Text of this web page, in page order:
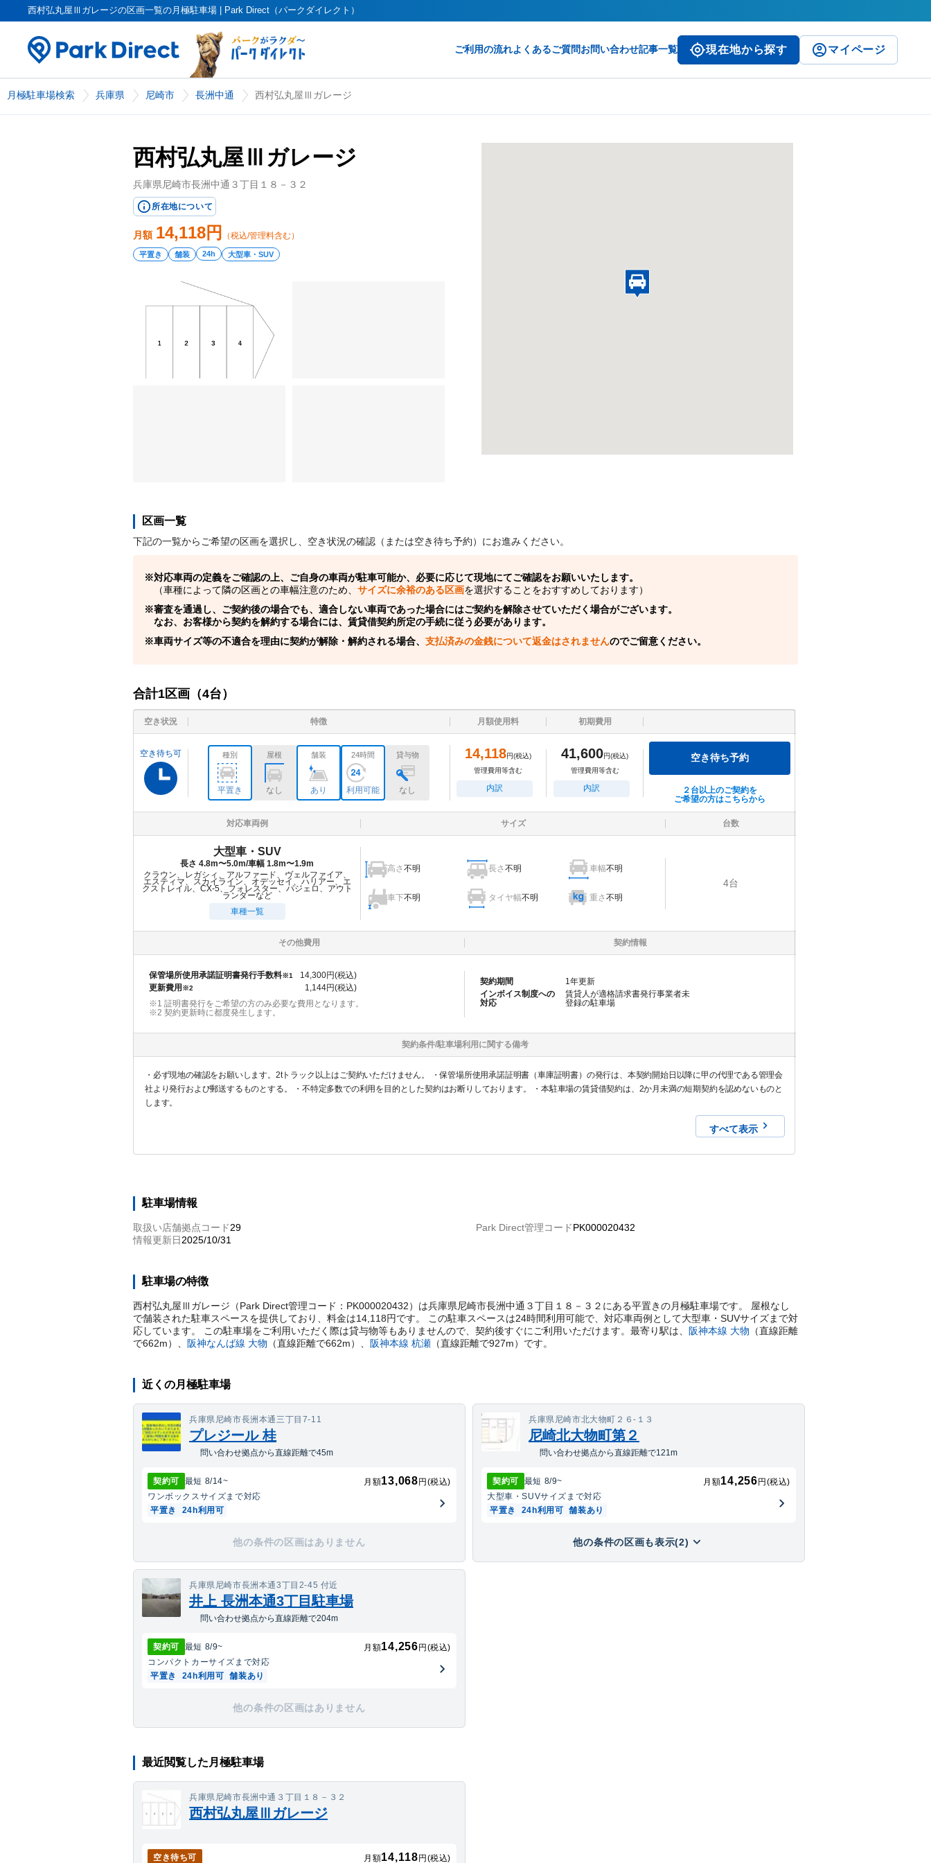
西村弘丸屋Ⅲガレージの区画一覧の月極駐車場 | Park Direct（パークダイレクト）
ご利用の流れよくあるご質問お問い合わせ記事一覧 現在地から探す マイページ
月極駐車場検索 兵庫県 尼崎市 長洲中通 西村弘丸屋Ⅲガレージ
西村弘丸屋Ⅲガレージ
兵庫県尼崎市長洲中通３丁目１８－３２
所在地について
月額 14,118円 （税込/管理料含む）
平置き 舗装 24h 大型車・SUV
区画一覧
下記の一覧からご希望の区画を選択し、空き状況の確認（または空き待ち予約）にお進みください。
対応車両の定義をご確認の上、ご自身の車両が駐車可能か、必要に応じて現地にてご確認をお願いいたします。
（車種によって隣の区画との車幅注意のため、 サイズに余裕のある区画を選択することをおすすめしております）
審査を通過し、ご契約後の場合でも、適合しない車両であった場合にはご契約を解除させていただく場合がございます。
なお、お客様から契約を解約する場合には、賃貸借契約所定の手続に従う必要があります。
車両サイズ等の不適合を理由に契約が解除・解約される場合、 支払済みの金銭について返金はされませんのでご留意ください。
合計1区画（4台）
空き状況 特徴 月額使用料 初期費用
空き待ち可 種別
平置き
屋根
なし
舗装
あり
24時間
利用可能
貸与物
なし
14,118円(税込)
管理費用等含む
内訳
41,600円(税込)
管理費用等含む
内訳
空き待ち予約
２台以上のご契約を
ご希望の方はこちらから
対応車両例 サイズ 台数
大型車・SUV
長さ 4.8m〜5.0m/車幅 1.8m〜1.9m
クラウン、レガシィ、アルファード、ヴェルファイア、
エスティマ、スカイライン、オデッセイ、ハリアー、エ
クストレイル、CX-5、フォレスター、パジェロ、アウト
ランダーなど
車種一覧
高さ不明 長さ不明 車幅不明
車下不明 タイヤ幅不明 重さ不明
4台
その他費用 契約情報
保管場所使用承諾証明書発行手数料※1 14,300円(税込)
更新費用※2 1,144円(税込)
※1 証明書発行をご希望の方のみ必要な費用となります。
※2 契約更新時に都度発生します。
契約期間 1年更新
インボイス制度への
対応
賃貸人が適格請求書発行事業者未
登録の駐車場
契約条件/駐車場利用に関する備考
・必ず現地の確認をお願いします。2tトラック以上はご契約いただけません。 ・保管場所使用承諾証明書（車庫証明書）の発行は、本契約開始日以降に甲の代理である管理会
社より発行および郵送するものとする。 ・不特定多数での利用を目的とした契約はお断りしております。 ・本駐車場の賃貸借契約は、2か月未満の短期契約を認めないものと
します。
すべて表示
駐車場情報
取扱い店舗拠点コード29 Park Direct管理コードPK000020432
情報更新日2025/10/31
駐車場の特徴
西村弘丸屋Ⅲガレージ（Park Direct管理コード：PK000020432）は兵庫県尼崎市長洲中通３丁目１８－３２にある平置きの月極駐車場です。 屋根なし
で舗装された駐車スペースを提供しており、料金は14,118円です。 この駐車スペースは24時間利用可能で、対応車両例として大型車・SUVサイズまで対
応しています。 この駐車場をご利用いただく際は貸与物等もありませんので、契約後すぐにご利用いただけます。 最寄り駅は、 阪神本線 大物 （直線距離
で662m） 阪神なんば線 大物 （直線距離で662m） 阪神本線 杭瀬 （直線距離で927m） です。
近くの月極駐車場
兵庫県尼崎市長洲本通三丁目7-11
プレジール 桂
問い合わせ拠点から直線距離で45m
契約可 最短 8/14~ 月額13,068 円(税込)
ワンボックスサイズまで対応
平置き
24h利用可
他の条件の区画はありません
兵庫県尼崎市北大物町２６‐１３
尼崎北大物町第２
問い合わせ拠点から直線距離で121m
契約可 最短 8/9~ 月額14,256 円(税込)
大型車・SUVサイズまで対応
平置き
24h利用可 舗装あり
他の条件の区画も表示(2)
兵庫県尼崎市長洲本通3丁目2-45 付近
井上 長洲本通3丁目駐車場
問い合わせ拠点から直線距離で204m
契約可 最短 8/9~ 月額14,256 円(税込)
コンパクトカーサイズまで対応
平置き
24h利用可 舗装あり
他の条件の区画はありません
最近閲覧した月極駐車場
兵庫県尼崎市長洲中通３丁目１８－３２
西村弘丸屋Ⅲガレージ
空き待ち可 月額14,118 円(税込)